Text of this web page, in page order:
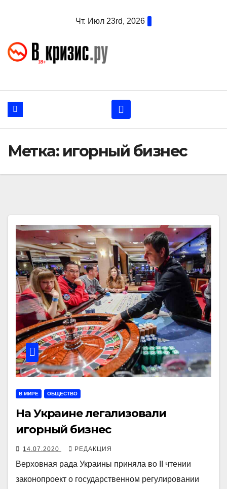
Чт. Июл 23rd, 2026
Метка: игорный бизнес
В МИРЕ ОБЩЕСТВО
На Украине легализовали
игорный бизнес
14.07.2020 РЕДАКЦИЯ
Верховная рада Украины приняла во II чтении
законопроект о государственном регулировании